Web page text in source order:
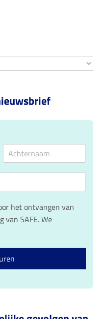
A
c
t
r
n
a
het ontvangen van
van SAFE. We